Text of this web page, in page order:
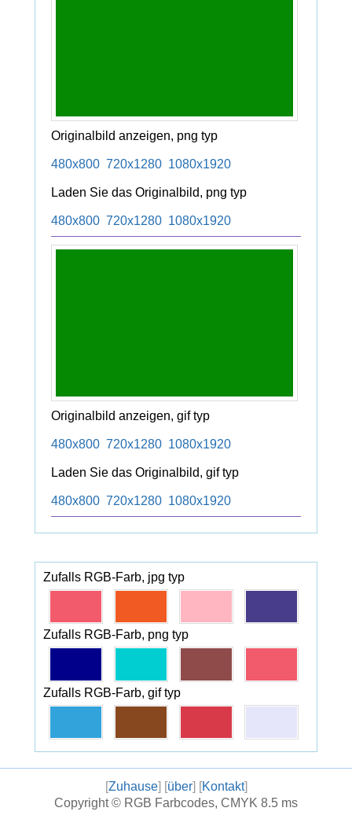
Originalbild anzeigen, png typ
480x800 720x1280 1080x1920
Laden Sie das Originalbild, png typ
480x800 720x1280 1080x1920
Originalbild anzeigen, gif typ
480x800 720x1280 1080x1920
Laden Sie das Originalbild, gif typ
480x800 720x1280 1080x1920
Zufalls RGB-Farb, jpg typ
Zufalls RGB-Farb, png typ
Zufalls RGB-Farb, gif typ
[Zuhause] [über] [Kontakt]
Copyright © RGB Farbcodes, CMYK 8.5 ms